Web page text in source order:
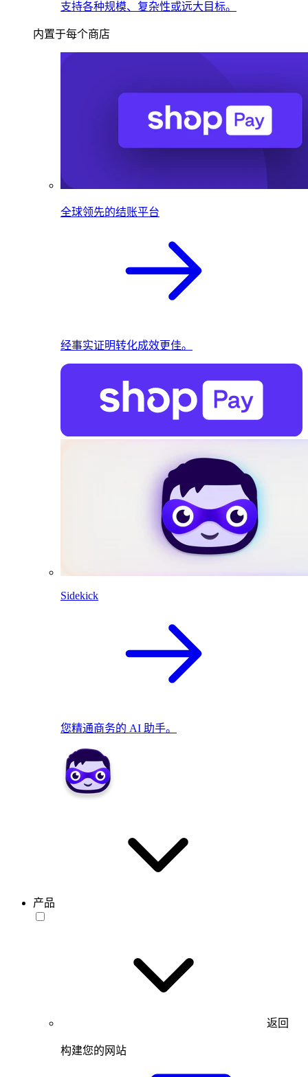
支持各种规模、复杂性或远大目标。
内置于每个商店
全球领先的结账平台
经事实证明转化成效更佳。
Sidekick
您精通商务的 AI 助手。
产品
返回
构建您的网站